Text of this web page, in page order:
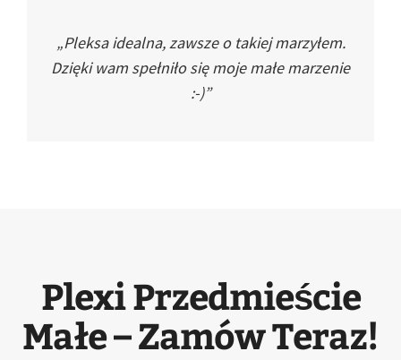
„Pleksa idealna, zawsze o takiej marzyłem.
Dzięki wam spełniło się moje małe marzenie
:-)”
Plexi Przedmieście
Małe – Zamów Teraz!